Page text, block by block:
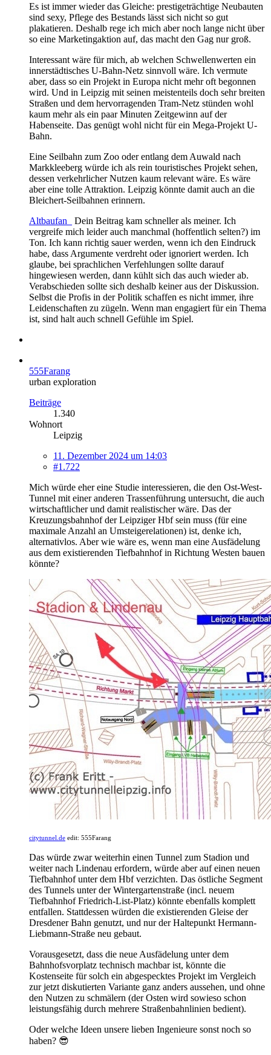
Es ist immer wieder das Gleiche: prestigeträchtige Neubauten
sind sexy, Pflege des Bestands lässt sich nicht so gut
plakatieren. Deshalb rege ich mich aber noch lange nicht über
so eine Marketingaktion auf, das macht den Gag nur groß.
Interessant wäre für mich, ab welchen Schwellenwerten ein
innerstädtisches U-Bahn-Netz sinnvoll wäre. Ich vermute
aber, dass so ein Projekt in Europa nicht mehr oft begonnen
wird. Und in Leipzig mit seinen meistenteils doch sehr breiten
Straßen und dem hervorragenden Tram-Netz stünden wohl
kaum mehr als ein paar Minuten Zeitgewinn auf der
Habenseite. Das genügt wohl nicht für ein Mega-Projekt U-
Bahn.
Eine Seilbahn zum Zoo oder entlang dem Auwald nach
Markkleeberg würde ich als rein touristisches Projekt sehen,
dessen verkehrlicher Nutzen kaum relevant wäre. Es wäre
aber eine tolle Attraktion. Leipzig könnte damit auch an die
Bleichert-Seilbahnen erinnern.
Altbaufan_
Dein Beitrag kam schneller als meiner. Ich
vergreife mich leider auch manchmal (hoffentlich selten?) im
Ton. Ich kann richtig sauer werden, wenn ich den Eindruck
habe, dass Argumente verdreht oder ignoriert werden. Ich
glaube, bei sprachlichen Verfehlungen sollte darauf
hingewiesen werden, dann kühlt sich das auch wieder ab.
Verabschieden sollte sich deshalb keiner aus der Diskussion.
Selbst die Profis in der Politik schaffen es nicht immer, ihre
Leidenschaften zu zügeln. Wenn man engagiert für ein Thema
ist, sind halt auch schnell Gefühle im Spiel.
555Farang
urban exploration
Beiträge
1.340
Wohnort
Leipzig
11. Dezember 2024 um 14:03
#1.722
Mich würde eher eine Studie interessieren, die den Ost-West-
Tunnel mit einer anderen Trassenführung untersucht, die auch
wirtschaftlicher und damit realistischer wäre. Das der
Kreuzungsbahnhof der Leipziger Hbf sein muss (für eine
maximale Anzahl an Umsteigerelationen) ist, denke ich,
alternativlos. Aber wie wäre es, wenn man eine Ausfädelung
aus dem existierenden Tiefbahnhof in Richtung Westen bauen
könnte?
citytunnel.de edit: 555Farang
Das würde zwar weiterhin einen Tunnel zum Stadion und
weiter nach Lindenau erfordern, würde aber auf einen neuen
Tiefbahnhof unter dem Hbf verzichten. Das östliche Segment
des Tunnels unter der Wintergartenstraße (incl. neuem
Tiefbahnhof Friedrich-List-Platz) könnte ebenfalls komplett
entfallen. Stattdessen würden die existierenden Gleise der
Dresdener Bahn genutzt, und nur der Haltepunkt Hermann-
Liebmann-Straße neu gebaut.
Vorausgesetzt, dass die neue Ausfädelung unter dem
Bahnhofsvorplatz technisch machbar ist, könnte die
Kostenseite für solch ein abgespecktes Projekt im Vergleich
zur jetzt diskutierten Variante ganz anders aussehen, und ohne
den Nutzen zu schmälern (der Osten wird sowieso schon
leistungsfähig durch mehrere Straßenbahnlinien bedient).
Oder welche Ideen unsere lieben Ingenieure sonst noch so
haben? 😎